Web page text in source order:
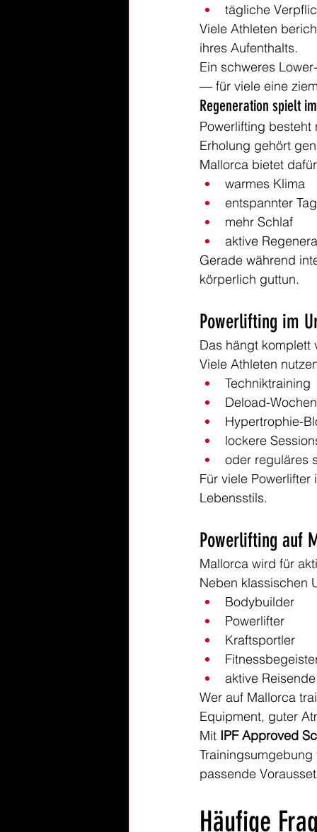
tägliche
Viele Athleten
ihres Aufenthalts.
Ein schweres
— für viele eine
Regeneration spielt
Powerlifting besteht
Erholung gehört
Mallorca bietet
warmes Klima
entspannter
mehr Schlaf
aktive
Gerade während
körperlich guttun.
Powerlifting im
Das hängt komplett
Viele Athleten
Techniktraining
Deload-Wochen
Hypertrophie-
lockere
oder reguläres
Für viele
Lebensstils.
Powerlifting auf
Mallorca wird für
Neben klassischen
Bodybuilder
Powerlifter
Kraftsportler
aktive Reisende
Wer auf Mallorca
Equipment, guter
Mit IPF Approved
passende
Häufige